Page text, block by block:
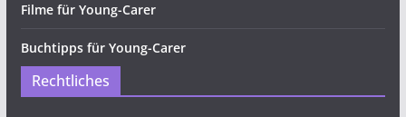
Filme für Young-Carer
Buchtipps für Young-Carer
Rechtliches